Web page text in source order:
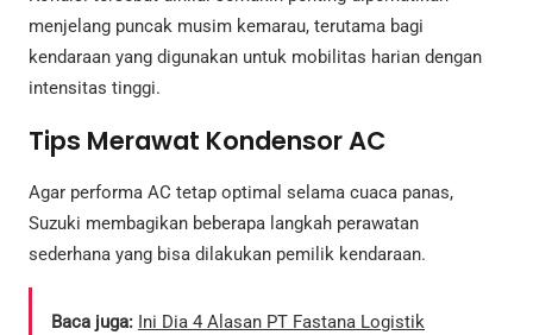
menjelang puncak musim kemarau, terutama bagi
kendaraan yang digunakan untuk mobilitas harian dengan
intensitas tinggi.
Tips Merawat Kondensor AC
Agar performa AC tetap optimal selama cuaca panas,
Suzuki membagikan beberapa langkah perawatan
sederhana yang bisa dilakukan pemilik kendaraan.
Baca juga: Ini Dia 4 Alasan PT Fastana Logistik